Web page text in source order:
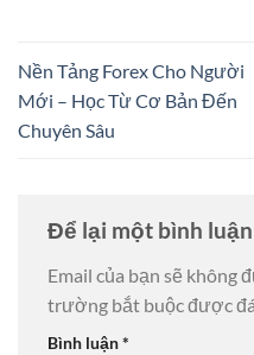
Nền Tảng Forex Cho Người
Mới – Học Từ Cơ Bản Đến
Chuyên Sâu
Để lại một bình luận
Email của bạn sẽ không
trường bắt buộc được
Bình luận*